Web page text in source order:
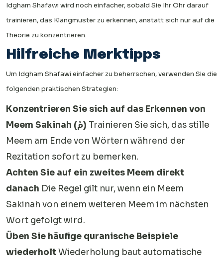
Idgham Shafawi wird noch einfacher, sobald Sie Ihr Ohr darauf
trainieren, das Klangmuster zu erkennen, anstatt sich nur auf die
Theorie zu konzentrieren.
Hilfreiche Merktipps
Um Idgham Shafawi einfacher zu beherrschen, verwenden Sie die
folgenden praktischen Strategien:
Konzentrieren Sie sich auf das Erkennen von
Meem Sakinah (مْ) Trainieren Sie sich, das stille
Meem am Ende von Wörtern während der
Rezitation sofort zu bemerken.
Achten Sie auf ein zweites Meem direkt
danach Die Regel gilt nur, wenn ein Meem
Sakinah von einem weiteren Meem im nächsten
Wort gefolgt wird.
Üben Sie häufige quranische Beispiele
wiederholtWiederholung baut automatische